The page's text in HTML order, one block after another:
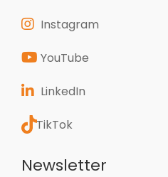
Instagram
YouTube
LinkedIn
TikTok
Newsletter